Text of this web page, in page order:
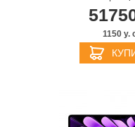
1150 y.